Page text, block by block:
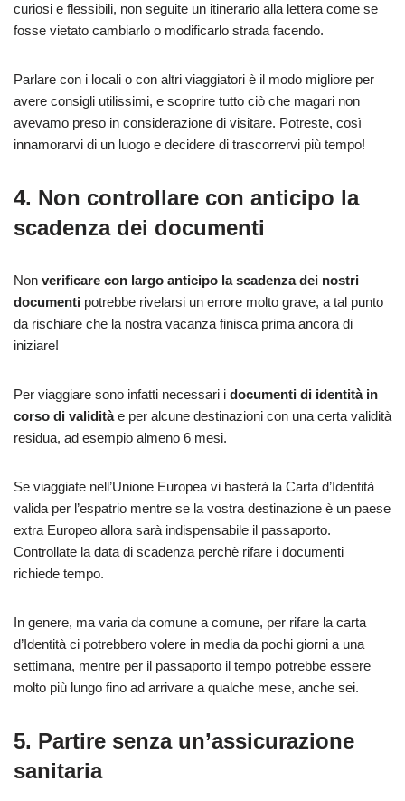
curiosi e flessibili, non seguite un itinerario alla lettera come se
fosse vietato cambiarlo o modificarlo strada facendo.
Parlare con i locali o con altri viaggiatori è il modo migliore per
avere consigli utilissimi, e scoprire tutto ciò che magari non
avevamo preso in considerazione di visitare. Potreste, così
innamorarvi di un luogo e decidere di trascorrervi più tempo!
4. Non controllare con anticipo la
scadenza dei documenti
Non verificare con largo anticipo la scadenza dei nostri
documenti potrebbe rivelarsi un errore molto grave, a tal punto
da rischiare che la nostra vacanza finisca prima ancora di
iniziare!
Per viaggiare sono infatti necessari i documenti di identità in
corso di validitàe per alcune destinazioni con una certa validità
residua, ad esempio almeno 6 mesi.
Se viaggiate nell’Unione Europea vi basterà la Carta d’Identità
valida per l’espatrio mentre se la vostra destinazione è un paese
extra Europeo allora sarà indispensabile il passaporto.
Controllate la data di scadenza perchè rifare i documenti
richiede tempo.
In genere, ma varia da comune a comune, per rifare la carta
d’Identità ci potrebbero volere in media da pochi giorni a una
settimana, mentre per il passaporto il tempo potrebbe essere
molto più lungo fino ad arrivare a qualche mese, anche sei.
5. Partire senza un’assicurazione
sanitaria